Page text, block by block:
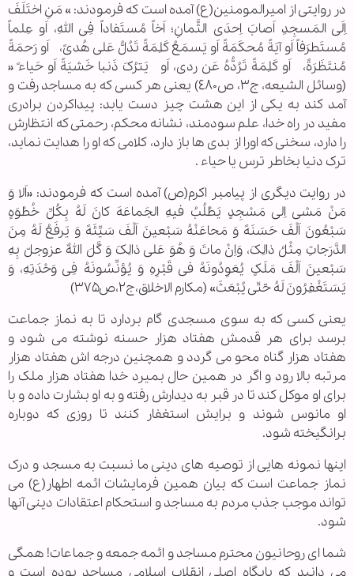
در روایتی از امیرالمومنین(ع) آمده است که فرمودند: » مَنِ اختَلَفَ
اِلَی المَسجِدِ اَصابَ اِحدَی الثَّمانِ؛ اَخاً مُستَفاداً فِی اللهِ، اَو عِلماً
مُستَطرَفاً اَو آیَةً مُحکَمَةً اَو یَسمَعُ کَلِمَةً تَدُلُّ عَلی هُدیً، اَو رَحمَةً
مُنتَظَرَةً، اَو کَلِمَةً تَرُدُّهُ عَن ردی، اَو یَترُکَ ذَنبا خَشیَةً اَو حَیاءً «
(وسائل الشیعه، ج٣، ص٤٨٠) یعنی هر کسی که به مساجد رفت و
آمد کند به یکی از این هشت چیز دست یابد: پیداکردن برادری
مفید در راه خدا، علم سودمند، نشانه محکم، رحمتی که انتظارش
را دارد، سخنی که اورا از بدی ها باز دارد، کلامی که او را هدایت نماید،
ترک دنیا بخاطر ترس یا حیاء .
در روایت دیگری از پیامبر اکرم(ص) آمده است که فرمودند: «اَلا وَ
مَنْ مَشی اِلی مَسْجِدٍ یَطْلُبُ فیهِ الجَماعَهَ کانَ لَهُ بِکُلِّ خُطْوَهٍ
سَبْعُونَ اَلْفَ حَسَنَهً وَ مَحاعَنْهُ سَبْعینَ اَلْفَ سَیِّئَهً وَ یَرفَعُ لَهُ مِنَ
الدَّرَجاتِ مِثْلُ ذالِکَ، وَاِنْ ماتَ وَ هُوَ عَلی ذالِکَ وَ کَّلَ اللهٌ عزوجلّ بِهِ
سَبْعینَ اَلْفَ مَلَکٍ یُعَوِدُونَهُ فی قَبْرِهِ وَ یُؤنِّسُونَهُ فِی وَحْدَتِهِ، وَ
یَسَتَغْفِرُونَ لَهُ حّتّی یُبْعَثَ» (مکارم الاخلاق،ج۲،ص۳۷۵)
یعنی کسی که به سوی مسجدی گام بردارد تا به نماز جماعت
برسد برای هر قدمش هفتاد هزار حسنه نوشته می شود و
هفتاد هزار گناه محو می گردد و همچنین درجه اش هفتاد هزار
مرتبه بالا رود و اگر در همین حال بمیرد خدا هفتاد هزار ملک را
برای او موکل کند تا در قبر به دیدارش رفته و به او بشارت داده و با
او مانوس شوند و برایش استغفار کنند تا روزی که دوباره
برانگیخته شود.
اینها نمونه هایی از توصیه های دینی ما نسبت به مسجد و درک
نماز جماعت است که بیان همین فرمایشات ائمه اطهار(ع) می
تواند موجب جذب مردم به مساجد و استحکام اعتقادات دینی آنها
شود.
شما ای روحانیون محترم مساجد و ائمه جمعه و جماعات! همگی